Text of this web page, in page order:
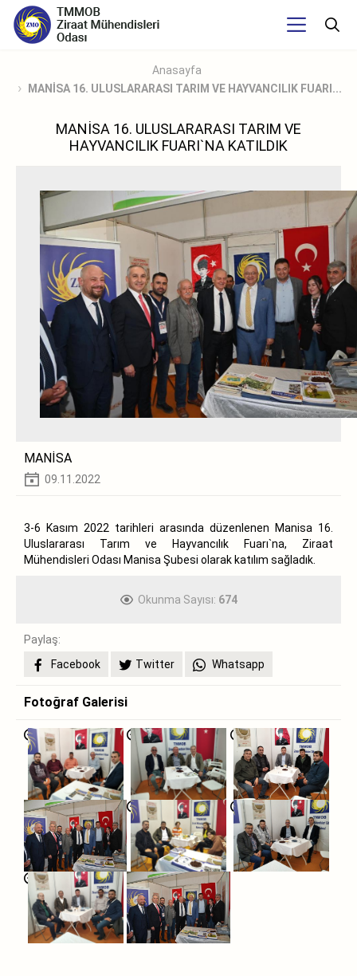
Anasayfa
MANİSA 16. ULUSLARARASI TARIM VE HAYVANCILIK FUARI...
MANİSA 16. ULUSLARARASI TARIM VE
HAYVANCILIK FUARI`NA KATILDIK
MANİSA
09.11.2022
3-6 Kasım 2022 tarihleri arasında düzenlenen Manisa 16.
Uluslararası Tarım ve Hayvancılık Fuarı`na, Ziraat
Mühendisleri Odası Manisa Şubesi olarak katılım sağladık.
Okunma Sayısı: 674
Paylaş:
Facebook
Twitter Whatsapp
Fotoğraf Galerisi